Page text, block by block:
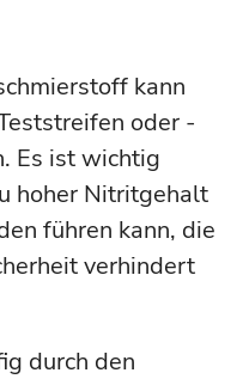
kann
oder -
Es ist wichtig
hoher Nitritgehalt
führen kann, die
verhindert
durch den